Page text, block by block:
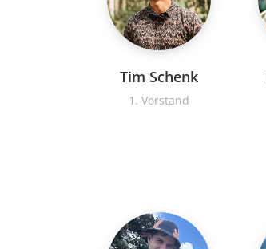
Tim Schenk
1. Vorstand